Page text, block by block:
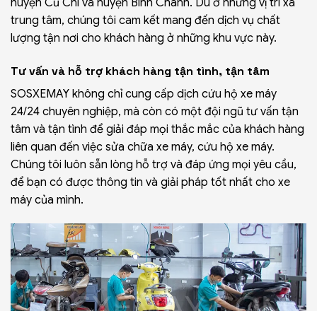
trung tâm, chúng tôi cam kết mang đến dịch vụ chất
lượng tận nơi cho khách hàng ở những khu vực này.
Tư vấn và hỗ trợ khách hàng tận tình, tận tâm
SOSXEMAY không chỉ cung cấp dịch cứu hộ xe máy
24/24 chuyên nghiệp, mà còn có một đội ngũ tư vấn tận
tâm và tận tình để giải đáp mọi thắc mắc của khách hàng
liên quan đến việc sửa chữa xe máy, cứu hộ xe máy.
Chúng tôi luôn sẵn lòng hỗ trợ và đáp ứng mọi yêu cầu,
để bạn có được thông tin và giải pháp tốt nhất cho xe
máy của mình.